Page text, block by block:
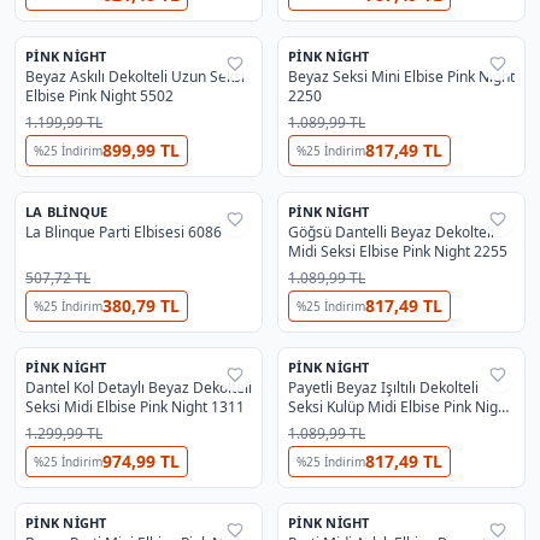
%55
PINK NIGHT
Beyaz Askılı Dekolteli Uzun Seksi
Elbise Pink Night 5502
1.199,99 TL
%25 İndirim899,99 TL
%52
PINK NIGHT
Beyaz Seksi Mini Elbise Pink Night
2250
1.089,99 TL
%25 İndirim817,49 TL
%25
LA BLINQUE
La Blinque Parti Elbisesi 6086
507,72 TL
%25 İndirim380,79 TL
%52
PINK NIGHT
Göğsü Dantelli Beyaz Dekolteli
Midi Seksi Elbise Pink Night 2255
1.089,99 TL
%25 İndirim817,49 TL
%59
PINK NIGHT
Dantel Kol Detaylı Beyaz Dekolteli
Seksi Midi Elbise Pink Night 1311
1.299,99 TL
%25 İndirim974,99 TL
%52
PINK NIGHT
Payetli Beyaz Işıltılı Dekolteli
Seksi Kulüp Midi Elbise Pink Night
1107
1.089,99 TL
%25 İndirim817,49 TL
%54
PINK NIGHT %54
PINK NIGHT